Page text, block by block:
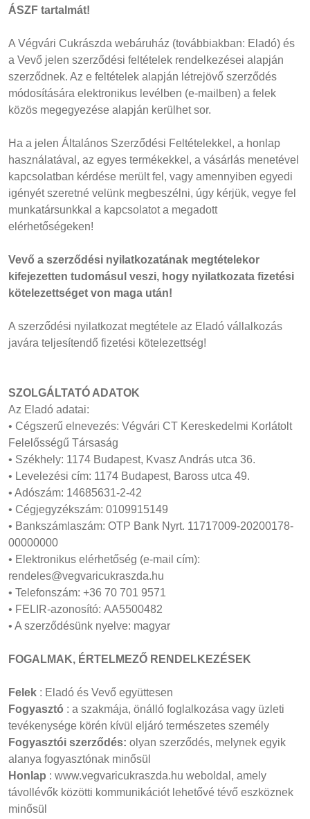
ÁSZF tartalmát!
A Végvári Cukrászda webáruház (továbbiakban: Eladó) és
a Vevő jelen szerződési feltételek rendelkezései alapján
szerződnek. Az e feltételek alapján létrejövő szerződés
módosítására elektronikus levélben (e-mailben) a felek
közös megegyezése alapján kerülhet sor.
Ha a jelen Általános Szerződési Feltételekkel, a honlap
használatával, az egyes termékekkel, a vásárlás menetével
kapcsolatban kérdése merült fel, vagy amennyiben egyedi
igényét szeretné velünk megbeszélni, úgy kérjük, vegye fel
munkatársunkkal a kapcsolatot a megadott
elérhetőségeken!
Vevő a szerződési nyilatkozatának megtételekor
kifejezetten tudomásul veszi, hogy nyilatkozata fizetési
kötelezettséget von maga után!
A szerződési nyilatkozat megtétele az Eladó vállalkozás
javára teljesítendő fizetési kötelezettség!
SZOLGÁLTATÓ ADATOK
Az Eladó adatai:
• Cégszerű elnevezés: Végvári CT Kereskedelmi Korlátolt
Felelősségű Társaság
• Székhely: 1174 Budapest, Kvasz András utca 36.
• Levelezési cím: 1174 Budapest, Baross utca 49.
• Adószám: 14685631-2-42
• Cégjegyzékszám: 0109915149
• Bankszámlaszám: OTP Bank Nyrt. 11717009-20200178-
00000000
• Elektronikus elérhetőség (e-mail cím):
rendeles@vegvaricukraszda.hu
• Telefonszám: +36 70 701 9571
• FELIR-azonosító: AA5500482
• A szerződésünk nyelve: magyar
FOGALMAK, ÉRTELMEZŐ RENDELKEZÉSEK
Felek : Eladó és Vevő együttesen
Fogyasztó : a szakmája, önálló foglalkozása vagy üzleti
tevékenysége körén kívül eljáró természetes személy
Fogyasztói szerződés: olyan szerződés, melynek egyik
alanya fogyasztónak minősül
Honlap : www.vegvaricukraszda.hu weboldal, amely
távollévők közötti kommunikációt lehetővé tévő eszköznek
minősül